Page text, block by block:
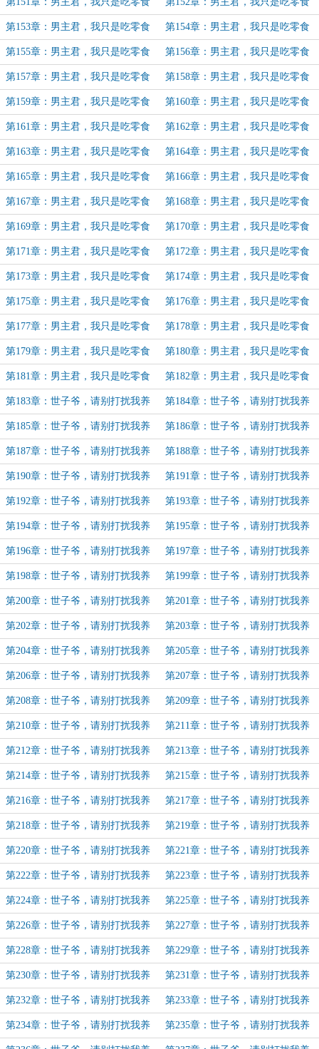
群众（25）（加更） 群众（26）
第153章：男主君，我只是吃零食
群众（27）
第154章：男主君，我只是吃零食
群众（28）
第155章：男主君，我只是吃零食
群众（29）
第156章：男主君，我只是吃零食
群众（30）
第157章：男主君，我只是吃零食
群众（31）
第158章：男主君，我只是吃零食
群众（32）（加更）
第159章：男主君，我只是吃零食
群众（33）
第160章：男主君，我只是吃零食
群众（34）
第161章：男主君，我只是吃零食
群众（35）
第162章：男主君，我只是吃零食
群众（36）
第163章：男主君，我只是吃零食
群众（37）
第164章：男主君，我只是吃零食
群众（38）
第165章：男主君，我只是吃零食
群众（39）
第166章：男主君，我只是吃零食
群众（40）
第167章：男主君，我只是吃零食
群众（41）
第168章：男主君，我只是吃零食
群众（42）
第169章：男主君，我只是吃零食
群众（43）
第170章：男主君，我只是吃零食
群众（44）（加更）
第171章：男主君，我只是吃零食
群众（45）
第172章：男主君，我只是吃零食
群众（46）（加更）
第173章：男主君，我只是吃零食
群众（47）
第174章：男主君，我只是吃零食
群众（48）
第175章：男主君，我只是吃零食
群众（49）
第176章：男主君，我只是吃零食
群众（50）
第177章：男主君，我只是吃零食
群众（51）
第178章：男主君，我只是吃零食
群众（52）
第179章：男主君，我只是吃零食
群众（53）
第180章：男主君，我只是吃零食
群众（54）
第181章：男主君，我只是吃零食
群众（55）
第182章：男主君，我只是吃零食
群众（完）
第183章：世子爷，请别打扰我养
伤（1）
第184章：世子爷，请别打扰我养
伤（2）
第185章：世子爷，请别打扰我养
伤（3）
第186章：世子爷，请别打扰我养
伤（4）
第187章：世子爷，请别打扰我养
伤（5）
第188章：世子爷，请别打扰我养
伤（6）
第190章：世子爷，请别打扰我养
伤（8）
第191章：世子爷，请别打扰我养
伤（9）
第192章：世子爷，请别打扰我养
伤（10）
第193章：世子爷，请别打扰我养
伤（11）
第194章：世子爷，请别打扰我养
伤（12）
第195章：世子爷，请别打扰我养
伤（13）
第196章：世子爷，请别打扰我养
伤（14）
第197章：世子爷，请别打扰我养
伤（15）（加更）
第198章：世子爷，请别打扰我养
伤（16）
第199章：世子爷，请别打扰我养
伤（17）
第200章：世子爷，请别打扰我养
伤（18）
第201章：世子爷，请别打扰我养
伤（19）
第202章：世子爷，请别打扰我养
伤（20）
第203章：世子爷，请别打扰我养
伤（21）
第204章：世子爷，请别打扰我养
伤（22）
第205章：世子爷，请别打扰我养
伤（23）
第206章：世子爷，请别打扰我养
伤（26）
第207章：世子爷，请别打扰我养
伤（25）（加更）
第208章：世子爷，请别打扰我养
伤（26）
第209章：世子爷，请别打扰我养
伤（27）
第210章：世子爷，请别打扰我养
伤（28）
第211章：世子爷，请别打扰我养
伤（29）（加更）
第212章：世子爷，请别打扰我养
伤（30）（加更）
第213章：世子爷，请别打扰我养
伤（31）
第214章：世子爷，请别打扰我养
伤（32）
第215章：世子爷，请别打扰我养
伤（33）
第216章：世子爷，请别打扰我养
伤（34）
第217章：世子爷，请别打扰我养
伤（35）
第218章：世子爷，请别打扰我养
伤（36）
第219章：世子爷，请别打扰我养
伤（37）
第220章：世子爷，请别打扰我养
伤（38）
第221章：世子爷，请别打扰我养
伤（39）
第222章：世子爷，请别打扰我养
伤（40）（浅笑盟主加更）
第223章：世子爷，请别打扰我养
伤（41）（浅笑盟主加更）
第224章：世子爷，请别打扰我养
伤（42）（浅笑盟主加更）
第225章：世子爷，请别打扰我养
伤（43）（浅笑盟主加更）
第226章：世子爷，请别打扰我养
伤（44）（浅笑盟主加更）
第227章：世子爷，请别打扰我养
伤（45）（加更）
第228章：世子爷，请别打扰我养
伤（46）
第229章：世子爷，请别打扰我养
伤（47）
第230章：世子爷，请别打扰我养
伤（48）
第231章：世子爷，请别打扰我养
伤（49）
第232章：世子爷，请别打扰我养
伤（50）
第233章：世子爷，请别打扰我养
伤（51）
第234章：世子爷，请别打扰我养 第235章：世子爷，请别打扰我养